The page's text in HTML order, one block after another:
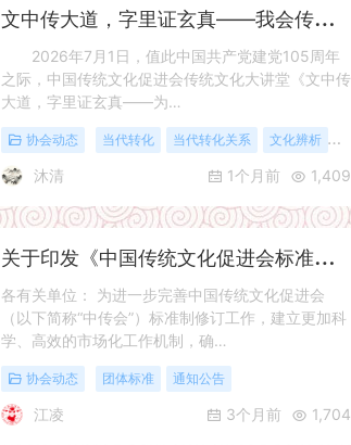
文
中传大道，字里证玄真——我会传统文化大讲堂第三期在京如期举行
2026年7月1日，值此中国共产党建党105周年
之际，中国传统文化促进会传统文化大讲堂《文中传
大道，字里证玄真——为…
协会动态 当代转化 当代转化关系 文化辨析
沐清 1个月前 1,409
关
于印发《中国传统文化促进会标准制修订管理办法》（2026年修订版）的通知
各有关单位： 为进一步完善中国传统文化促进会
（以下简称“中传会”）标准制修订工作，建立更加科
学、高效的市场化工作机制，确…
协会动态 团体标准 通知公告
江凌 3个月前 1,704